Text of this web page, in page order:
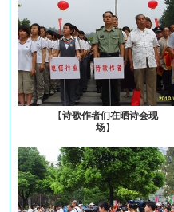
【诗歌作者们在晒诗会现
场】